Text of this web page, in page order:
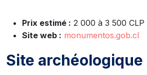
Prix estimé : 2 000 à 3 500
Site web : monumentos.gob.cl
Site